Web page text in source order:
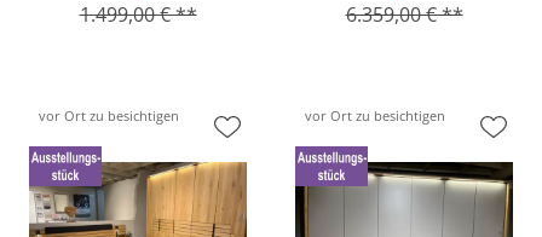
1.499,00 € **
6.359,00 € **
vor Ort zu besichtigen vor Ort zu besichtigen